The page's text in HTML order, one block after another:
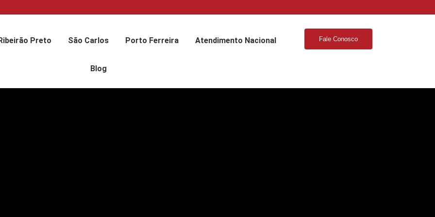
Preto São Carlos Porto Ferreira Atendimento Nacional
Blog
Fale Conosco